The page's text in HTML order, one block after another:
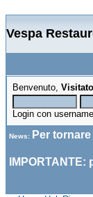
Vespa
Benvenuto,
Login con
News: Per